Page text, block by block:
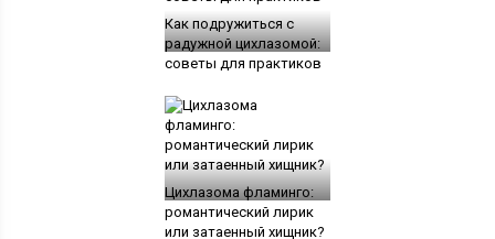
Как подружиться с
радужной цихлазомой:
советы для практиков
Цихлазома фламинго:
романтический лирик
или затаенный хищник?